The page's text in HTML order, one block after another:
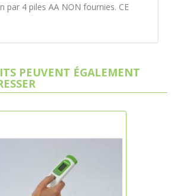
par 4 piles AA NON fournies. CE
PEUVENT ÉGALEMENT